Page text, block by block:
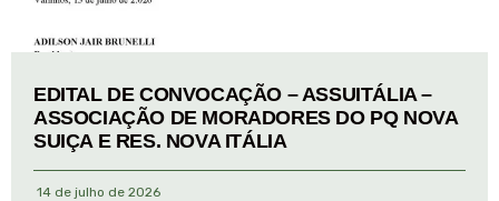
EDITAL DE CONVOCAÇÃO – ASSUITÁLIA –
ASSOCIAÇÃO DE MORADORES DO PQ NOVA
SUIÇA E RES. NOVA ITÁLIA
14 de julho de 2026